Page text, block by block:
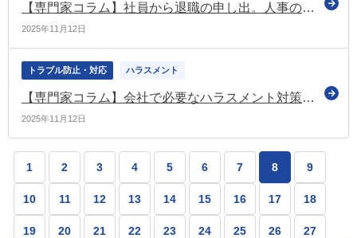
【専門家コラム】社員から退職の申し出。人事の一般的な対応とは《退職の実務②》
2025年11月12日
トラブル防止・対応 ハラスメント
【専門家コラム】会社で必要なハラスメント対策と人権方針の作り方《法務省報告書を解説》
2025年11月12日
1 2 3 4 5 6 7 8 9
10 11 12 13 14 15 16 17 18
19 20 21 22 23 24 25 26 27